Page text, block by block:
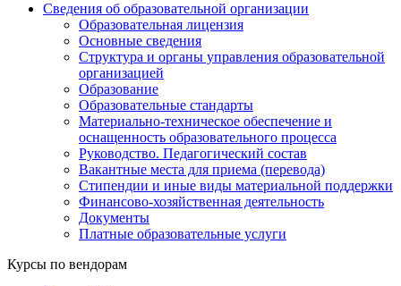
Сведения об образовательной организации
Образовательная лицензия
Основные сведения
Структура и органы управления образовательной
организацией
Образование
Образовательные стандарты
Материально-техническое обеспечение и
оснащенность образовательного процесса
Руководство. Педагогический состав
Вакантные места для приема (перевода)
Стипендии и иные виды материальной поддержки
Финансово-хозяйственная деятельность
Документы
Платные образовательные услуги
Курсы по вендорам